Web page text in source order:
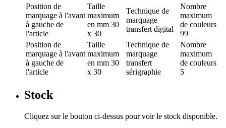
Position de
marquage à l'avant
à gauche de
l'article
Taille
maximum
en mm 30
x 30
Technique de
marquage
transfert digital
Nombre
maximum
de couleurs
99
Position de
marquage à l'avant
à gauche de
l'article
Taille
maximum
en mm 30
x 30
Technique de
marquage
transfert
sérigraphie
Nombre
maximum
de couleurs
5
Stock
Cliquez sur le bouton ci-dessus pour voir le stock disponible.